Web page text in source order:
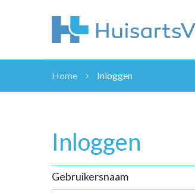
Home Inloggen
Inloggen
Gebruikersnaam